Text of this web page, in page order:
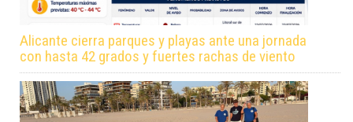
Alicante cierra parques y playas ante una jornada
con hasta 42 grados y fuertes rachas de viento